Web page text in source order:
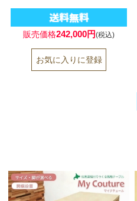
販売価格242,000円(税込)